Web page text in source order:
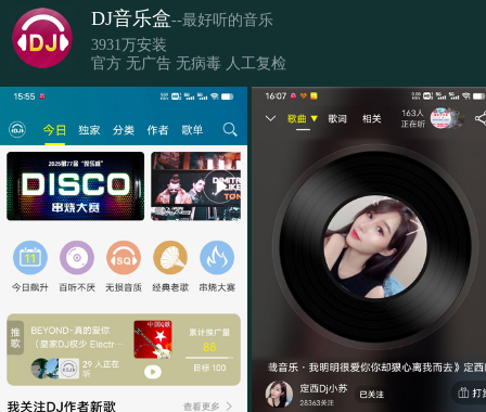
DJ音乐盒--最好听的音乐
3931万安装
官方 无广告 无病毒 人工复检